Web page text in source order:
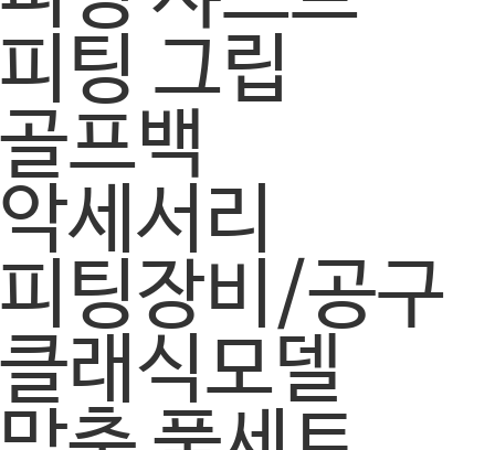
피팅 그립
골프백
악세서리
피팅장비/공구
클래식모델